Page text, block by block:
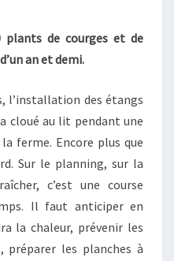
plants de courges et de
an et demi.
l’installation des étangs
cloué au lit pendant une
ferme. Encore plus que
Sur le planning, sur la
c’est une course
Il faut anticiper en
la chaleur, prévenir les
préparer les planches à